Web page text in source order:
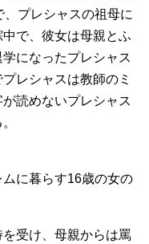
プレシャスの祖母に
で、彼女は母親とふ
になったプレシャス
レシャスは教師のミ
読めないプレシャス
に暮らす16歳の女の
受け、母親からは罵